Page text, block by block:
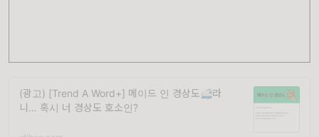
(광고) [Trend A Word+] 메이드 인 경상도🚅라
니… 혹시 너 경상도 호소인?